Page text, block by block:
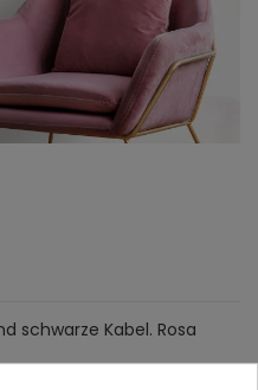
schwarze Kabel. Rosa